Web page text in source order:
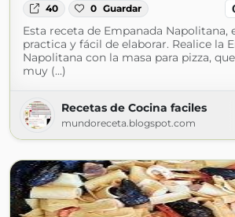
40 0 Guardar
Esta receta de Empanada Napolitana,
practica y fácil de elaborar. Realice la
Napolitana con la masa para pizza,
muy (...)
Recetas de Cocina faciles
mundoreceta.blogspot.com